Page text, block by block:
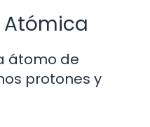
Atómica
átomo de
protones y